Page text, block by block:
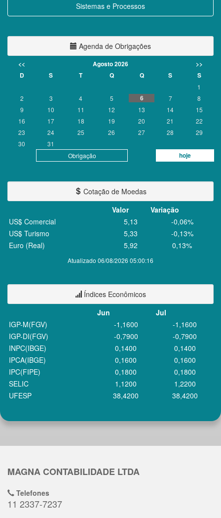
Sistemas e Processos
Agenda de Obrigações
<< Agosto 2026
>>
D
S T Q Q S S
Obrigação hoje
1
2
3 4 5 6 7
8
9
10 11 12 13 14
15
16
17 18 19 20 21
22
23
24 25 26 27 28
29
30
31
Cotação de Moedas
Valor
Variação
Atualizado 06/08/2026 05:00:16
US$ Comercial 5,13
-0,06%
US$ Turismo
5,33
-0,13%
Euro (Real)
5,92 0,13%
Índices Econômicos
Jun
Jul
IGP-M(FGV)
-1,1600
-1,1600
IGP-DI(FGV)
-0,7900
-0,7900
INPC(IBGE)
0,1400
0,1400
IPCA(IBGE)
0,1600
0,1600
IPC(FIPE)
0,1800
0,1800
SELIC
1,1200
1,2200
UFESP
38,4200 38,4200
MAGNA CONTABILIDADE LTDA
Telefones
11 2337-7237